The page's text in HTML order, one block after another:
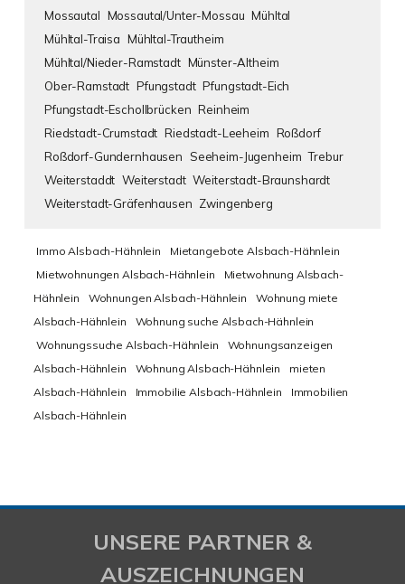
Mossautal Mossautal/Unter-Mossau Mühltal
Mühltal-Traisa Mühltal-Trautheim
Mühltal/Nieder-Ramstadt Münster-Altheim
Ober-Ramstadt Pfungstadt Pfungstadt-Eich
Pfungstadt-Eschollbrücken Reinheim
Riedstadt-Crumstadt Riedstadt-Leeheim Roßdorf
Roßdorf-Gundernhausen Seeheim-Jugenheim Trebur
Weiterstaddt Weiterstadt Weiterstadt-Braunshardt
Weiterstadt-Gräfenhausen Zwingenberg
Immo Alsbach-Hähnlein
Mietangebote Alsbach-Hähnlein
Mietwohnungen Alsbach-Hähnlein
Mietwohnung Alsbach-
Hähnlein
Wohnungen Alsbach-Hähnlein
Wohnung miete
Alsbach-Hähnlein
Wohnung suche Alsbach-Hähnlein
Wohnungssuche Alsbach-Hähnlein
Wohnungsanzeigen
Alsbach-Hähnlein
Wohnung Alsbach-Hähnlein
mieten
Alsbach-Hähnlein
Immobilie Alsbach-Hähnlein
Immobilien
Alsbach-Hähnlein
UNSERE PARTNER &
AUSZEICHNUNGEN